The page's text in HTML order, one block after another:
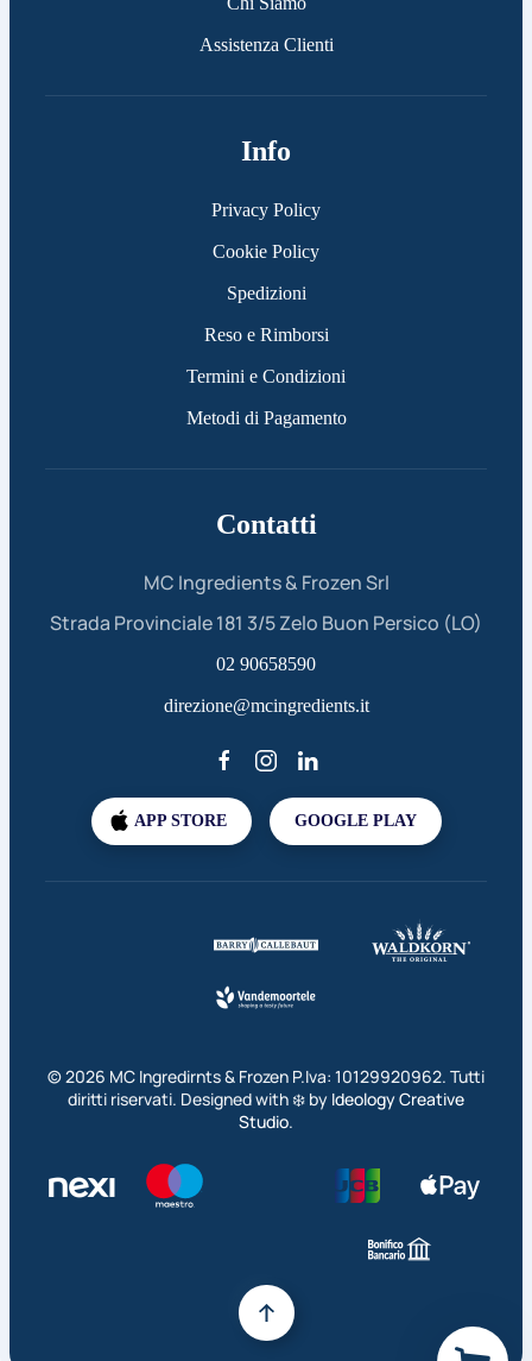
Assistenza Clienti
Info
Privacy Policy
Cookie Policy
Spedizioni
Reso e Rimborsi
Termini e Condizioni
Metodi di Pagamento
Contatti
MC Ingredients & Frozen Srl
Strada Provinciale 181 3/5 Zelo Buon Persico (LO)
02 90658590
direzione@mcingredients.it
APP STORE GOOGLE PLAY
©2026 MC Ingredirnts & Frozen P.Iva: 10129920962. Tutti
diritti riservati. Designed with ❄️ by Ideology Creative
Studio.